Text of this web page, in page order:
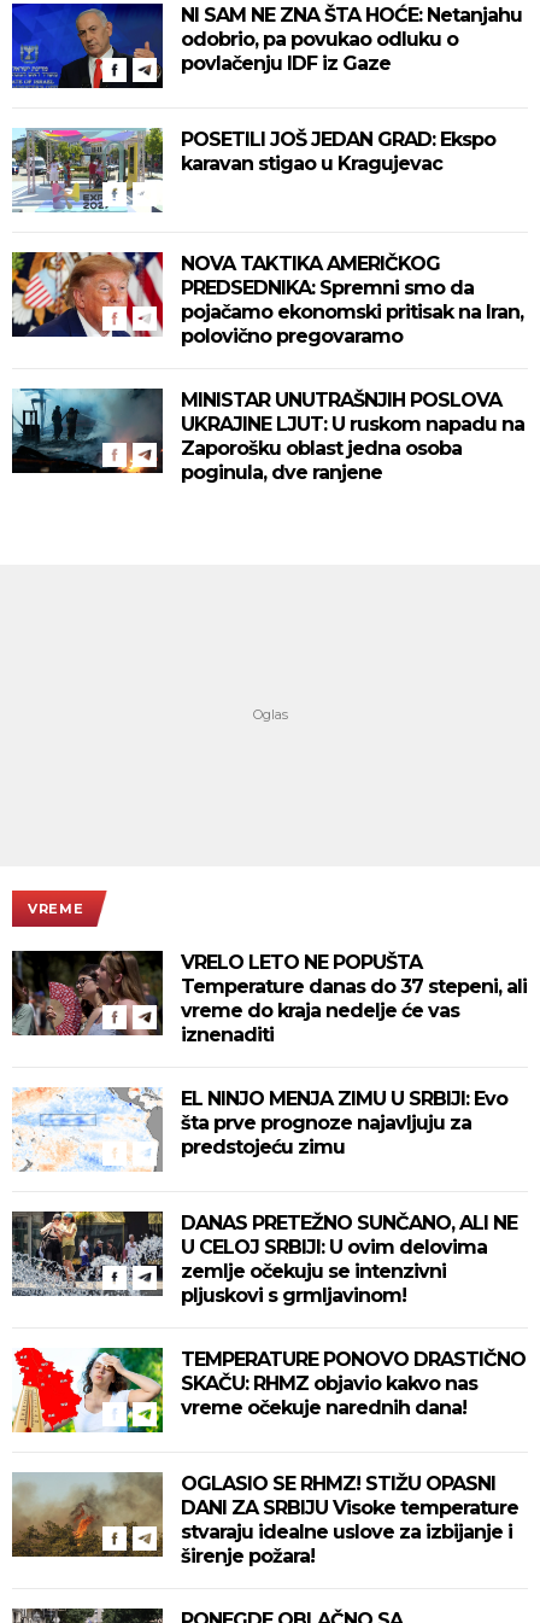
NI SAM NE ZNA ŠTA HOĆE: Netanjahu
odobrio, pa povukao odluku o
povlačenju IDF iz Gaze
POSETILI JOŠ JEDAN GRAD: Ekspo
karavan stigao u Kragujevac
NOVA TAKTIKA AMERIČKOG
PREDSEDNIKA: Spremni smo da
pojačamo ekonomski pritisak na Iran,
polovično pregovaramo
MINISTAR UNUTRAŠNJIH POSLOVA
UKRAJINE LJUT: U ruskom napadu na
Zaporošku oblast jedna osoba
poginula, dve ranjene
VREME
VRELO LETO NE POPUŠTA
Temperature danas do 37 stepeni, ali
vreme do kraja nedelje će vas
iznenaditi
EL NINJO MENJA ZIMU U SRBIJI: Evo
šta prve prognoze najavljuju za
predstojeću zimu
DANAS PRETEŽNO SUNČANO, ALI NE
U CELOJ SRBIJI: U ovim delovima
zemlje očekuju se intenzivni
pljuskovi s grmljavinom!
TEMPERATURE PONOVO DRASTIČNO
SKAČU: RHMZ objavio kakvo nas
vreme očekuje narednih dana!
OGLASIO SE RHMZ! STIŽU OPASNI
DANI ZA SRBIJU Visoke temperature
stvaraju idealne uslove za izbijanje i
širenje požara!